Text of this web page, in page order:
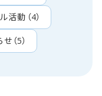
活動 （4）
せ （5）